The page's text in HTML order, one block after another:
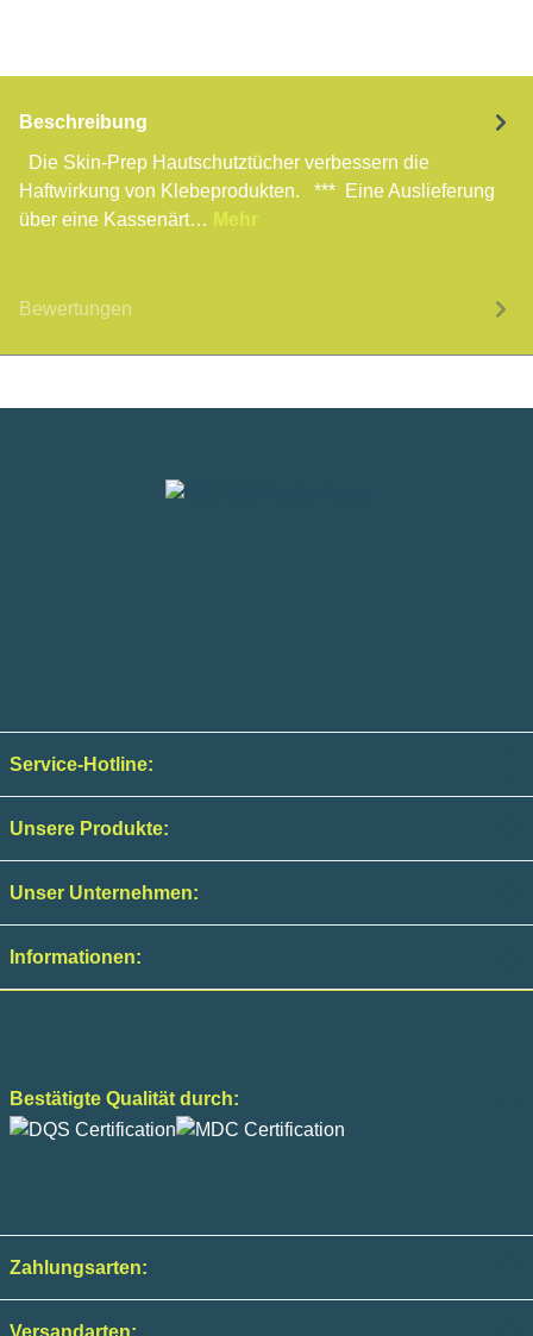
Beschreibung
Die Skin-Prep Hautschutztücher verbessern die
Haftwirkung von Klebeprodukten. *** Eine Auslieferung
über eine Kassenärt… Mehr
Bewertungen
Service-Hotline:
Unsere Produkte:
Unser Unternehmen:
Informationen:
Bestätigte Qualität durch:
Zahlungsarten:
Versandarten: